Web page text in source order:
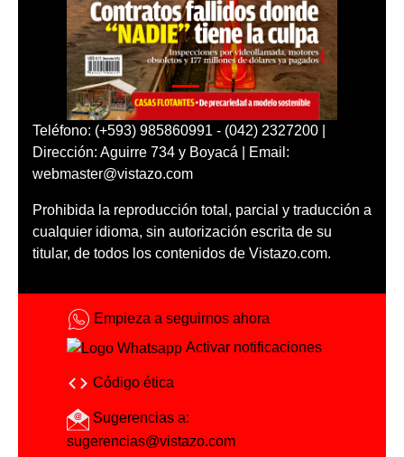
Teléfono: (+593) 985860991 - (042) 2327200 |
Dirección: Aguirre 734 y Boyacá | Email:
webmaster@vistazo.com
Prohibida la reproducción total, parcial y traducción a
cualquier idioma, sin autorización escrita de su
titular, de todos los contenidos de Vistazo.com.
Empieza a seguirnos ahora
Activar notificaciones
Código ética
Sugerencias a:
sugerencias@vistazo.com